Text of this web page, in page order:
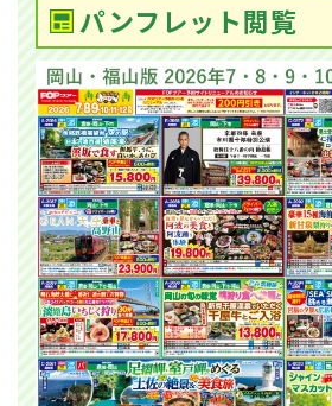
パンフレット閲覧